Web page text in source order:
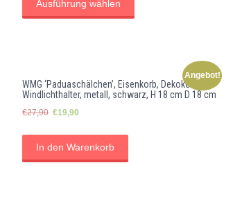
Ausführung wählen
Angebot!
WMG ‘Paduaschälchen’, Eisenkorb, Dekokorb,
Windlichthalter, metall, schwarz, H 18 cm D 18 cm
€27,90 Ursprünglicher
€27,90
€19,90
€19,90.
In den Warenkorb